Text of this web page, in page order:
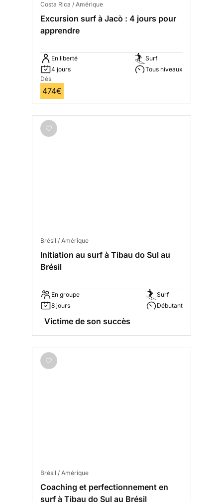
Costa Rica / Amérique
Excursion surf à Jacò : 4 jours pour
apprendre
En liberté
4 jours
Surf
Tous niveaux
Dès
474€
Brésil / Amérique
Initiation au surf à Tibau do Sul au
Brésil
En groupe
8 jours
Surf
Débutant
Victime de son succès
Brésil / Amérique
Coaching et perfectionnement en
surf à Tibau do Sul au Brésil